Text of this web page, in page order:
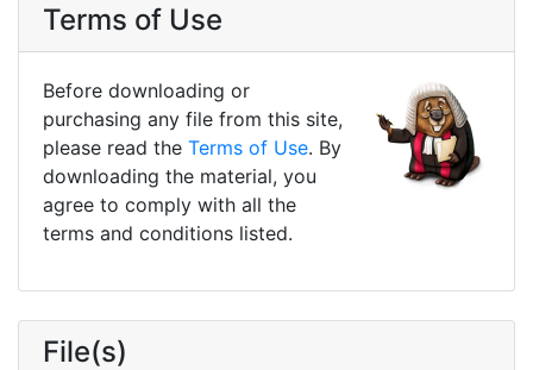
Terms of Use
Before downloading or
purchasing any file from this site,
please read the Terms of Use. By
downloading the material, you
agree to comply with all the
terms and conditions listed.
File(s)